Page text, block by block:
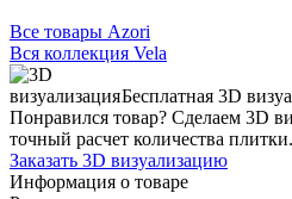
Все товары Azori
Вся коллекция Vela
Бесплатная 3D
Понравился товар? Сделаем 3D
точный расчет количества плитки.
Заказать 3D визуализацию
Информация о товаре